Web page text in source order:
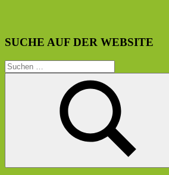
SUCHE AUF DER WEBSITE
Suchen
nach:
Suchen